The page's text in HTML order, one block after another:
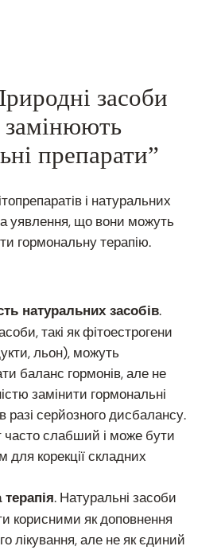
засоби
замінюють
препарати”
і натуральних
уявлення, що вони можуть
гормональну терапію.
натуральних засобів.
такі як фітоестрогени
льон), можуть
баланс гормонів, але не
замінити гормональні
разі серйозного дисбалансу.
часто слабший і може бути
для корекції складних
. Натуральні засоби
корисними як доповнення
лікування, але не як єдиний